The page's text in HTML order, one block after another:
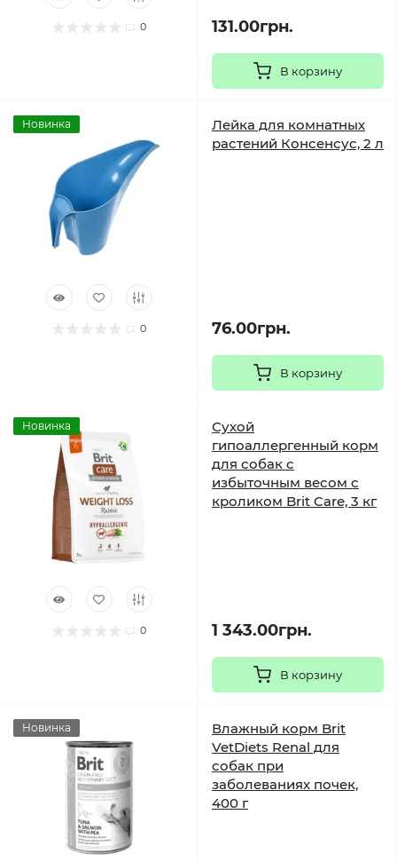
0 131.00грн.
В корзину
Новинка
0
Лейка для комнатных
растений Консенсус, 2 л
76.00грн.
В корзину
Новинка
0
Сухой
гипоаллергенный корм
для собак с
избыточным весом с
кроликом Brit Care, 3 кг
1 343.00грн.
В корзину
Новинка
Влажный корм Brit
VetDiets Renal для
собак при
заболеваниях почек,
400 г